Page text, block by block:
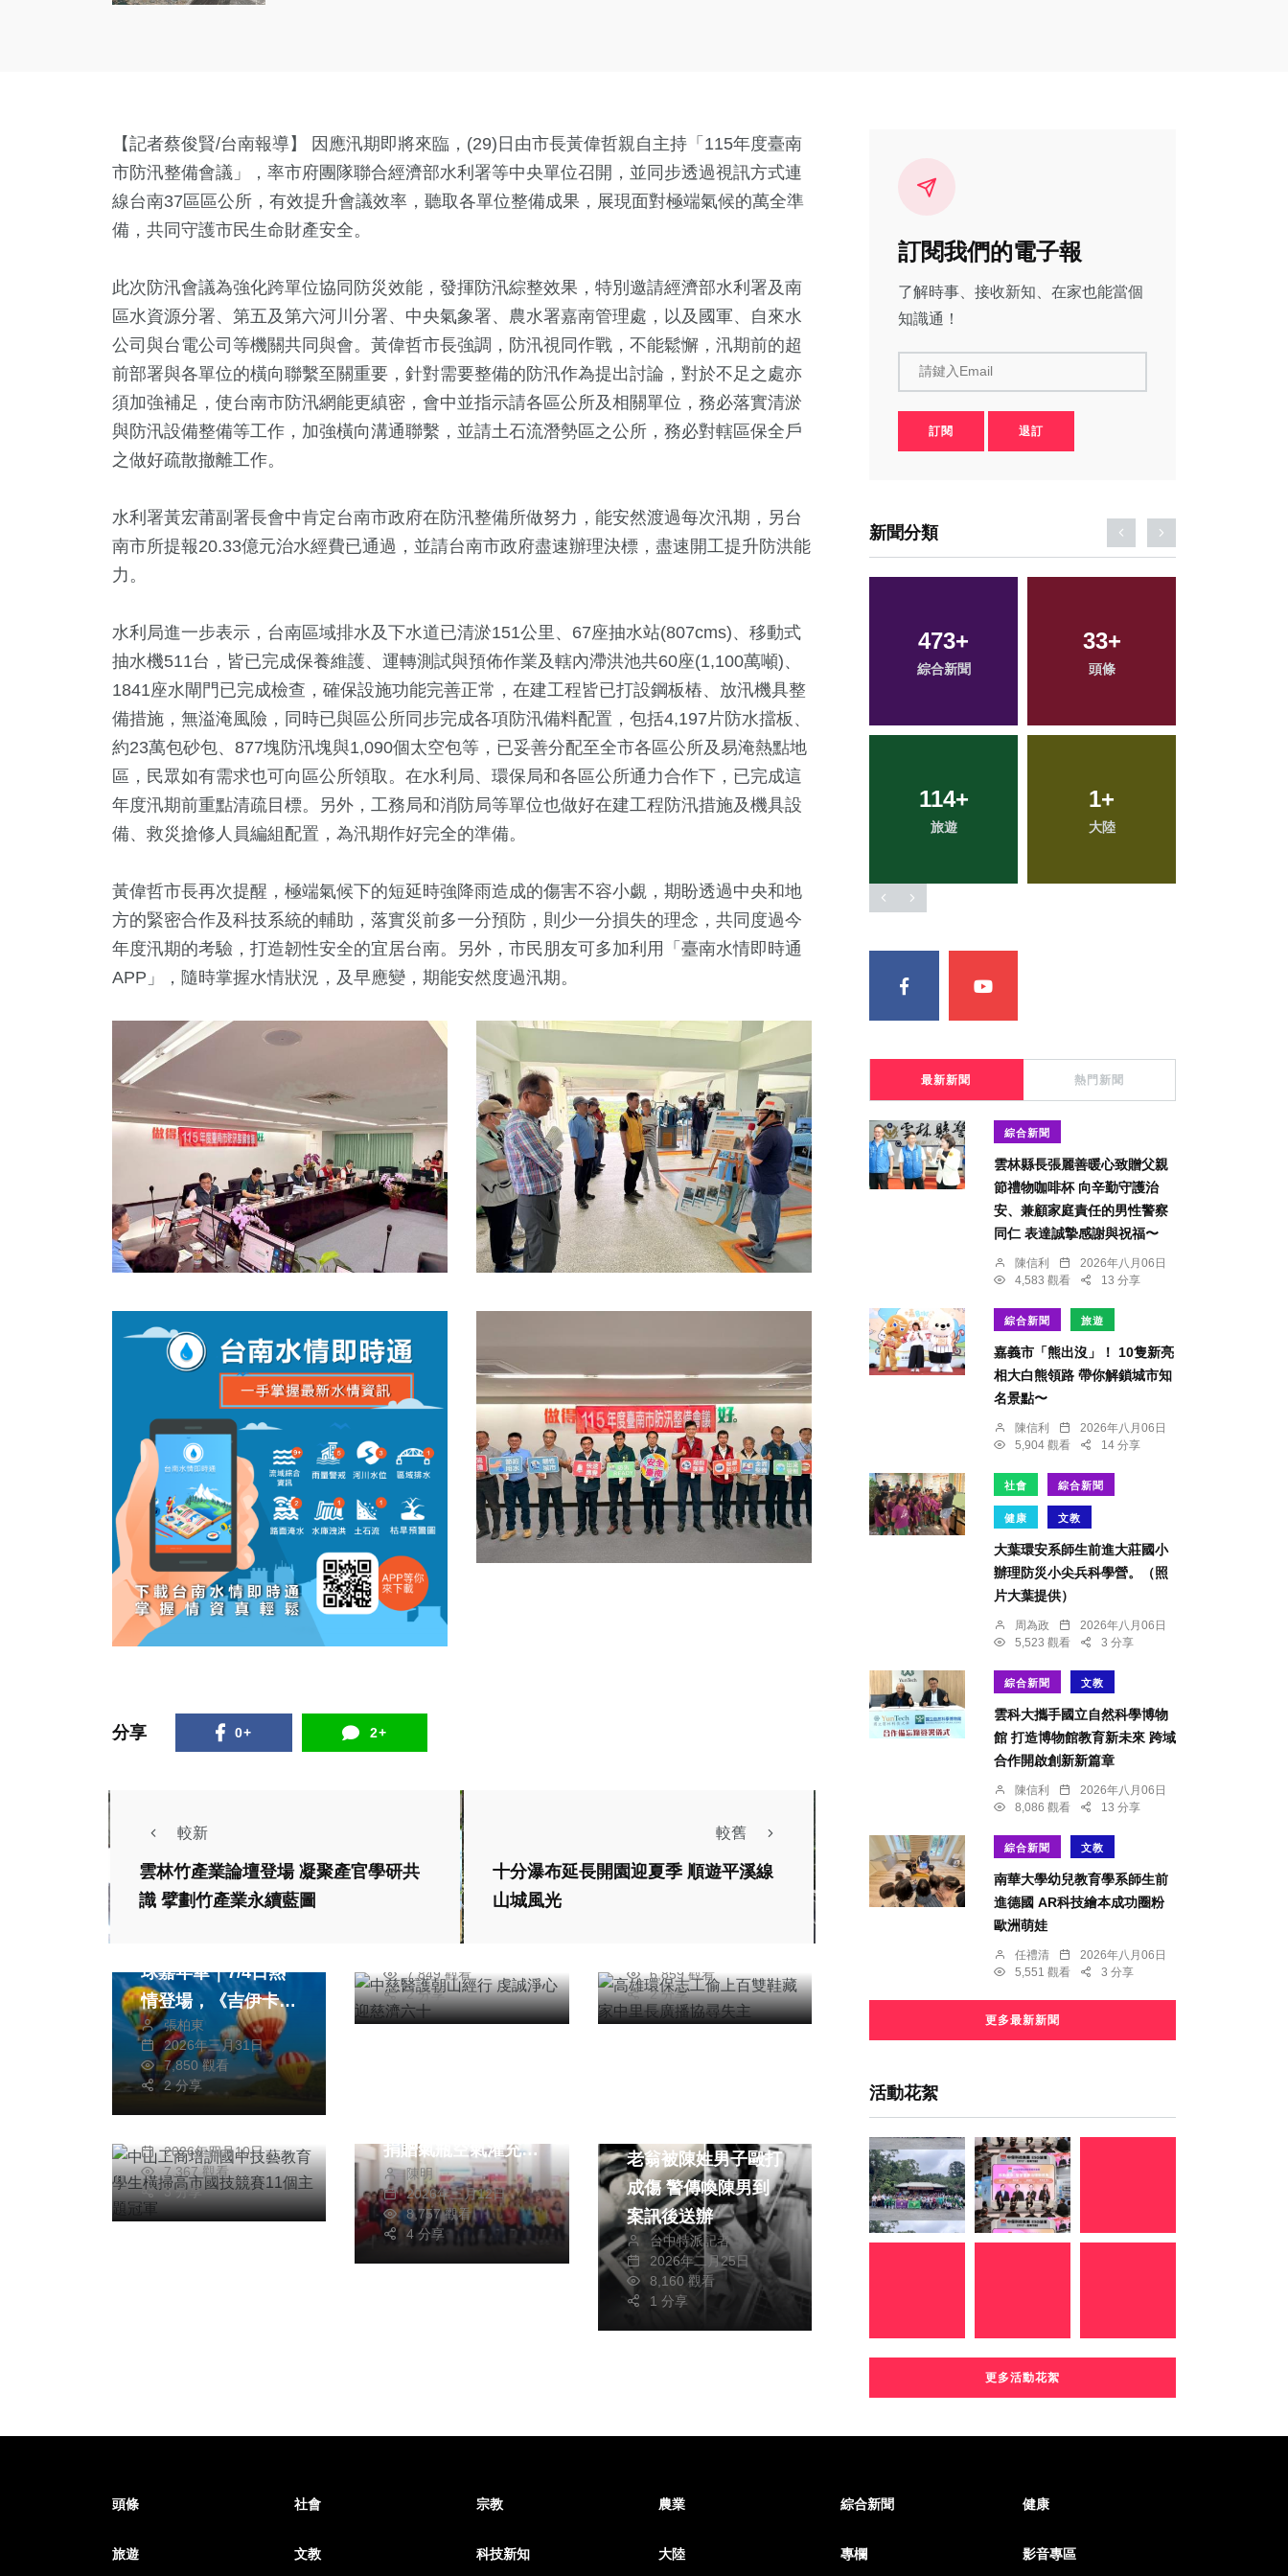
【記者蔡俊賢/台南報導】 因應汛期即將來臨，(29)日由市長黃偉哲親自主持「115年度臺南
市防汛整備會議」，率市府團隊聯合經濟部水利署等中央單位召開，並同步透過視訊方式連
線台南37區區公所，有效提升會議效率，聽取各單位整備成果，展現面對極端氣候的萬全準
備，共同守護市民生命財產安全。
此次防汛會議為強化跨單位協同防災效能，發揮防汛綜整效果，特別邀請經濟部水利署及南
區水資源分署、第五及第六河川分署、中央氣象署、農水署嘉南管理處，以及國軍、自來水
公司與台電公司等機關共同與會。黃偉哲市長強調，防汛視同作戰，不能鬆懈，汛期前的超
前部署與各單位的橫向聯繫至關重要，針對需要整備的防汛作為提出討論，對於不足之處亦
須加強補足，使台南市防汛網能更縝密，會中並指示請各區公所及相關單位，務必落實清淤
與防汛設備整備等工作，加強橫向溝通聯繫，並請土石流潛勢區之公所，務必對轄區保全戶
之做好疏散撤離工作。
水利署黃宏莆副署長會中肯定台南市政府在防汛整備所做努力，能安然渡過每次汛期，另台
南市所提報20.33億元治水經費已通過，並請台南市政府盡速辦理決標，盡速開工提升防洪能
力。
水利局進一步表示，台南區域排水及下水道已清淤151公里、67座抽水站(807cms)、移動式
抽水機511台，皆已完成保養維護、運轉測試與預佈作業及轄內滯洪池共60座(1,100萬噸)、
1841座水閘門已完成檢查，確保設施功能完善正常，在建工程皆已打設鋼板樁、放汛機具整
備措施，無溢淹風險，同時已與區公所同步完成各項防汛備料配置，包括4,197片防水擋板、
約23萬包砂包、877塊防汛塊與1,090個太空包等，已妥善分配至全市各區公所及易淹熱點地
區，民眾如有需求也可向區公所領取。在水利局、環保局和各區公所通力合作下，已完成這
年度汛期前重點清疏目標。另外，工務局和消防局等單位也做好在建工程防汛措施及機具設
備、救災搶修人員編組配置，為汛期作好完全的準備。
黃偉哲市長再次提醒，極端氣候下的短延時強降雨造成的傷害不容小覷，期盼透過中央和地
方的緊密合作及科技系統的輔助，落實災前多一分預防，則少一分損失的理念，共同度過今
年度汛期的考驗，打造韌性安全的宜居台南。另外，市民朋友可多加利用「臺南水情即時通
APP」，隨時掌握水情狀況，及早應變，期能安然度過汛期。
分享 0+ 2+
較新
雲林竹產業論壇登場 凝聚產官學研共
識 擘劃竹產業永續藍圖
較舊
十分瀑布延長開園迎夏季 順遊平溪線
山城風光
旅遊
球嘉年華｜7/4日熱
情登場，《吉伊卡
哇》萌翻鹿野高台！
張柏東
2026年三月31日
7,850 觀看
2 分享
健康
中慈醫護朝山經行
虔誠淨心迎慈濟六十
7,849 觀看
2 分享
雙鞋藏家中里長廣播
6,859 觀看
2 分享
綜合新聞
中山工商培訓國中技
藝教育學生橫掃高市
2026年四月10日
7,367 觀看
3 分享
社會 綜合新聞
捐贈氣瓶空氣灌充機
助中市消防局提升救
災量能
陳明
2026年三月12日
8,757 觀看
4 分享
老翁被陳姓男子毆打
成傷 警傳喚陳男到
案訊後送辦
台中特派記者
2026年二月25日
8,160 觀看
1 分享
訂閱我們的電子報
了解時事、接收新知、在家也能當個
知識通！
請鍵入Email
訂閱 退訂
新聞分類
47+
宗教
24+
科技新知
140+
健康
263+
社會
165+
文教
473+
綜合新聞
33+
頭條
114+ 1+
49+
農業
44+
宗教
82+
專欄
24+
科技新知
最新新聞 熱門新聞
綜合新聞
雲林縣長張麗善暖心致贈父親
節禮物咖啡杯 向辛勤守護治
安、兼顧家庭責任的男性警察
同仁 表達誠摯感謝與祝福〜
陳信利
2026年八月06日
4,583 觀看
13 分享
綜合新聞 旅遊
嘉義市「熊出沒」！ 10隻新亮
相大白熊領路 帶你解鎖城市知
名景點〜
陳信利
2026年八月06日
5,904 觀看
14 分享
社會 綜合新聞
健康 文教
大葉環安系師生前進大莊國小
辦理防災小尖兵科學營。（照
片大葉提供）
周為政
2026年八月06日
5,523 觀看
3 分享
綜合新聞 文教
雲科大攜手國立自然科學博物
館 打造博物館教育新未來 跨域
合作開啟創新新篇章
陳信利
2026年八月06日
8,086 觀看
13 分享
綜合新聞 文教
南華大學幼兒教育學系師生前
進德國 AR科技繪本成功圈粉
歐洲萌娃
任禮清
2026年八月06日
5,551 觀看
3 分享
更多最新新聞
活動花絮
更多活動花絮
頭條 社會 宗教 農業 綜合新聞 健康
旅遊 文教 科技新知 大陸 專欄 影音專區